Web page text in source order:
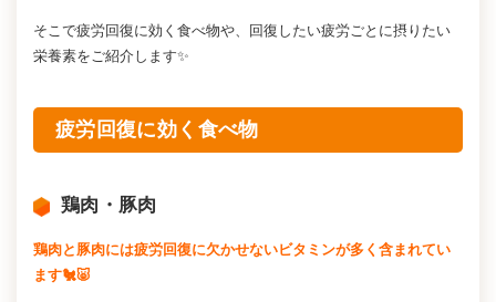
そこで疲労回復に効く食べ物や、回復したい疲労ごとに摂りたい
栄養素をご紹介します✨
疲労回復に効く食べ物
鶏肉・豚肉
鶏肉と豚肉には疲労回復に欠かせないビタミンが多く含まれてい
ます🐔🐷